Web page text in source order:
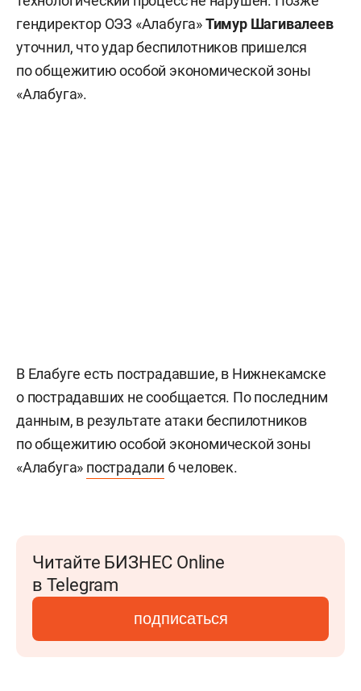
гендиректор ОЭЗ «Алабуга»Тимур Шагивалеев
уточнил, что удар беспилотников пришелся
по общежитию особой экономической зоны
«Алабуга».
В Елабуге есть пострадавшие, в Нижнекамске
о пострадавших не сообщается. По последним
данным, в результате атаки беспилотников
по общежитию особой экономической зоны
«Алабуга» пострадали 6 человек.
Читайте БИЗНЕС Online
в Telegram
подписаться